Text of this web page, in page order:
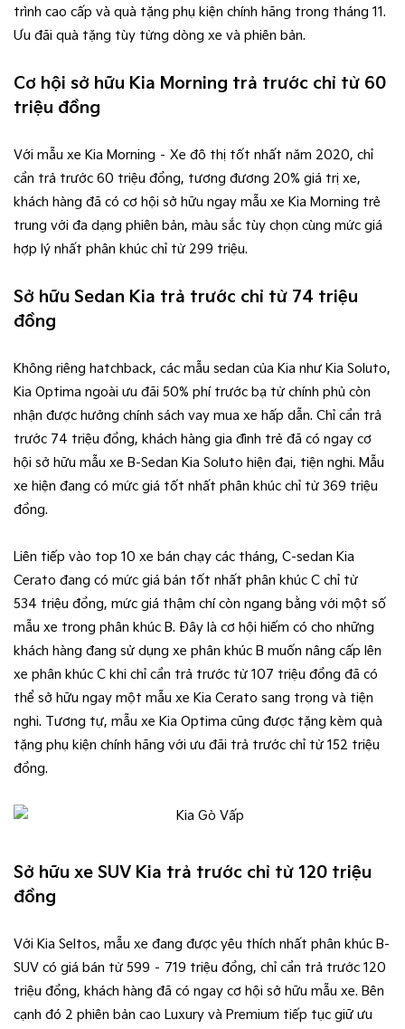
trình cao cấp và quà tặng phụ kiện chính hãng trong tháng 11.
Ưu đãi quà tặng tùy từng dòng xe và phiên bản.
Cơ hội sở hữu Kia Morning trả trước chỉ từ 60
triệu đồng
Với mẫu xe Kia Morning – Xe đô thị tốt nhất năm 2020, chỉ
cần trả trước 60 triệu đồng, tương đương 20% giá trị xe,
khách hàng đã có cơ hội sở hữu ngay mẫu xe Kia Morning trẻ
trung với đa dạng phiên bản, màu sắc tùy chọn cùng mức giá
hợp lý nhất phân khúc chỉ từ 299 triệu.
Sở hữu Sedan Kia trả trước chỉ từ 74 triệu
đồng
Không riêng hatchback, các mẫu sedan của Kia như Kia Soluto,
Kia Optima ngoài ưu đãi 50% phí trước bạ từ chính phủ còn
nhận được hưởng chính sách vay mua xe hấp dẫn. Chỉ cần trả
trước 74 triệu đồng, khách hàng gia đình trẻ đã có ngay cơ
hội sở hữu mẫu xe B-Sedan Kia Soluto hiện đại, tiện nghi. Mẫu
xe hiện đang có mức giá tốt nhất phân khúc chỉ từ 369 triệu
đồng.
Liên tiếp vào top 10 xe bán chạy các tháng, C-sedan Kia
Cerato đang có mức giá bán tốt nhất phân khúc C chỉ từ
534 triệu đồng, mức giá thậm chí còn ngang bằng với một số
mẫu xe trong phân khúc B. Đây là cơ hội hiếm có cho những
khách hàng đang sử dụng xe phân khúc B muốn nâng cấp lên
xe phân khúc C khi chỉ cần trả trước từ 107 triệu đồng đã có
thể sở hữu ngay một mẫu xe Kia Cerato sang trọng và tiện
nghi. Tương tự, mẫu xe Kia Optima cũng được tặng kèm quà
tặng phụ kiện chính hãng với ưu đãi trả trước chỉ từ 152 triệu
đồng.
Sở hữu xe SUV Kia trả trước chỉ từ 120 triệu
đồng
Với Kia Seltos, mẫu xe đang được yêu thích nhất phân khúc B-
SUV có giá bán từ 599 – 719 triệu đồng, chỉ cần trả trước 120
triệu đồng, khách hàng đã có ngay cơ hội sở hữu mẫu xe. Bên
cạnh đó 2 phiên bản cao Luxury và Premium tiếp tục giữ ưu